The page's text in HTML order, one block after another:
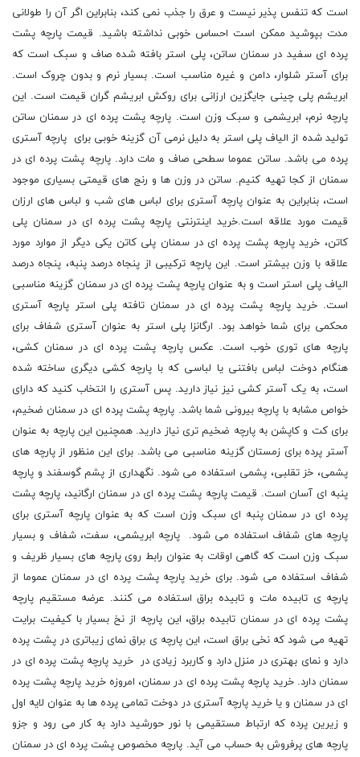
است که تنفس پذیر نیست و عرق را جذب نمی کند، بنابراین اگر آن را طولانی
مدت بپوشید ممکن است احساس خوبی نداشته باشید. قیمت پارچه پشت
پرده ای سفید در سمنان ساتن، پلی استر بافته شده صاف و سبک است که
برای آستر شلوار، دامن و غیره مناسب است. بسیار نرم و بدون چروک است.
ابریشم پلی چینی جایگزین ارزانی برای روکش ابریشم گران قیمت است. این
پارچه نرم، ابریشمی و سبک وزن است. پارچه پشت پرده ای در سمنان ساتن
تولید شده از الیاف پلی استر به دلیل نرمی آن گزینه خوبی برای پارچه آستری
پرده می باشد. ساتن عموما سطحی صاف و مات دارد. پارچه پشت پرده ای در
سمنان از کجا تهیه کنیم. ساتن در وزن ها و رنج های قیمتی بسیاری موجود
است، بنابراین به عنوان پارچه آستری برای لباس های شب و لباس های ارزان
قیمت مورد علاقه است.خرید اینترنتی پارچه پشت پرده ای در سمنان پلی
کاتن، خرید پارچه پشت پرده ای در سمنان پلی کاتن یکی دیگر از موارد مورد
علاقه با وزن بیشتر است. این پارچه ترکیبی از پنجاه درصد پنبه، پنجاه درصد
الیاف پلی استر است و به عنوان پارچه پشت پرده ای در سمنان گزینه مناسبی
است. خرید پارچه پشت پرده ای در سمنان تافته پلی استر پارچه آستری
محکمی برای شما خواهد بود. ارگانزا پلی استر به عنوان آستری شفاف برای
پارچه های توری خوب است. عکس پارچه پشت پرده ای در سمنان کشی،
هنگام دوخت لباس بافتنی یا لباسی که با پارچه کشی دیگری ساخته شده
است، به یک آستر کشی نیز نیاز دارید. پس آستری را انتخاب کنید که دارای
خواص مشابه با پارچه بیرونی شما باشد. پارچه پشت پرده ای در سمنان ضخیم،
برای کت و کاپشن به پارچه ضخیم تری نیاز دارید. همچنین این پارچه به عنوان
آستر پرده برای زمستان گزینه مناسبی می باشد. برای این منظور از پارچه های
پشمی، خز تقلبی، پشمی استفاده می شود. نگهداری از پشم گوسفند و پارچه
پنبه ای آسان است. قیمت پارچه پشت پرده ای در سمنان ارگانید، پارچه پشت
پرده ای در سمنان پنبه ای سبک وزن است که به عنوان پارچه آستری برای
پارچه های شفاف استفاده می شود. پارچه ابریشمی، سفت، شفاف و بسیار
سبک وزن است که گاهی اوقات به عنوان رابط روی پارچه های بسیار ظریف و
شفاف استفاده می شود. برای خرید پارچه پشت پرده ای در سمنان عموما از
پارچه ی تابیده مات و تابیده براق استفاده می کنند. عرضه مستقیم پارچه
پشت پرده ای در سمنان تابیده براق، این پارچه از نخ بسیار با کیفیت برایت
تهیه می شود که نخی براق است، این پارچه ی براق نمای زیباتری در پشت پرده
دارد و نمای بهتری در منزل دارد و کاربرد زیادی در خرید پارچه پشت پرده ای در
سمنان دارد. خرید پارچه پشت پرده ای در سمنان، امروزه خرید پارچه پشت پرده
ای در سمنان و یا خرید پارچه آستری در دوخت تمامی پرده ها به عنوان لایه اول
و زیرین پرده که ارتباط مستقیمی با نور حورشید دارد به کار می رود و جزو
پارچه های پرفروش به حساب می آید. پارچه مخصوص پشت پرده ای در سمنان